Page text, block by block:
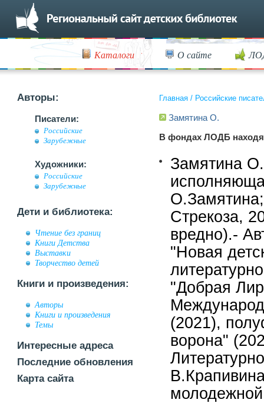
Каталоги О сайте
Авторы:
Писатели:
Российские
Зарубежные
Художники:
Российские
Зарубежные
Дети и библиотека:
Чтение без границ
Книги Детства
Выставки
Творчество детей
Книги и произведения:
Авторы
Книги и произведения
Темы
Интересные адреса
Последние обновления
Карта сайта
Главная / Российские
Замятина О.
В фондах ЛОДБ
Замятина
Стрекоза,
вредно).-
"Новая
"Добрая
(2021),
ворона"